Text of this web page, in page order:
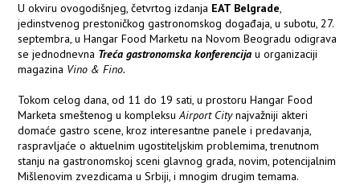
U okviru ovogodišnjeg, četvrtog izdanja EAT Belgrade,
jedinstvenog prestoničkog gastronomskog događaja, u subotu, 27.
septembra, u Hangar Food Marketu na Novom Beogradu odigrava
se jednodnevna Treća gastronomska konferencija u organizaciji
magazina Vino & Fino.
Tokom celog dana, od 11 do 19 sati, u prostoru Hangar Food
Marketa smeštenog u kompleksuAirport Citynajvažniji akteri
domaće gastro scene, kroz interesantne panele i predavanja,
raspravljaće o aktuelnim ugostiteljskim problemima, trenutnom
stanju na gastronomskoj sceni glavnog grada, novim, potencijalnim
Mišlenovim zvezdicama u Srbiji, i mnogim drugim temama.